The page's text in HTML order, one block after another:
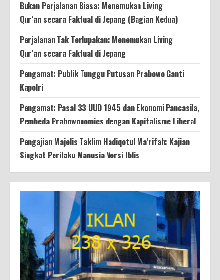
Bukan Perjalanan Biasa: Menemukan Living
Qur’an secara Faktual di Jepang (Bagian Kedua)
Perjalanan Tak Terlupakan: Menemukan Living
Qur’an secara Faktual di Jepang
Pengamat: Publik Tunggu Putusan Prabowo Ganti
Kapolri
Pengamat: Pasal 33 UUD 1945 dan Ekonomi Pancasila,
Pembeda Prabowonomics dengan Kapitalisme Liberal
Pengajian Majelis Taklim Hadiqotul Ma’rifah: Kajian
Singkat Perilaku Manusia Versi Iblis